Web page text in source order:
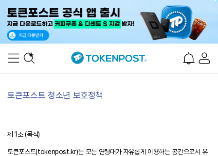
토큰포스트 청소년 보호정책
제 1조 (목적)
토큰포스트(tokenpost.kr)는 모든 연령대가 자유롭게 이용하는 공간으로서 유